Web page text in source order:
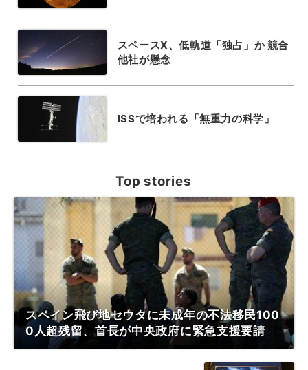
スペースX、低軌道「独占」か 競合
他社が懸念
ISSで培われる「無重力の科学」
Top stories
スペイン飛び地セウタに未成年の不法移民100
0人超残留、首長が中央政府に緊急支援要請